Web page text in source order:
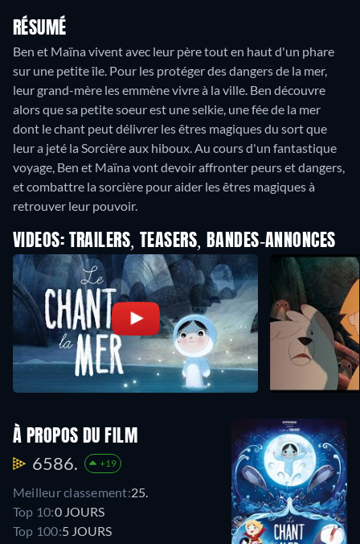
RÉSUMÉ
Ben et Maïna vivent avec leur père tout en haut d'un phare
sur une petite île. Pour les protéger des dangers de la mer,
leur grand-mère les emmène vivre à la ville. Ben découvre
alors que sa petite soeur est une selkie, une fée de la mer
dont le chant peut délivrer les êtres magiques du sort que
leur a jeté la Sorcière aux hiboux. Au cours d'un fantastique
voyage, Ben et Maïna vont devoir affronter peurs et dangers,
et combattre la sorcière pour aider les êtres magiques à
retrouver leur pouvoir.
VIDEOS: TRAILERS, TEASERS, BANDES-ANNONCES
À PROPOS DU FILM
6586. +19
Meilleur classement:25.
Top 10:0 JOURS
Top 100:5 JOURS